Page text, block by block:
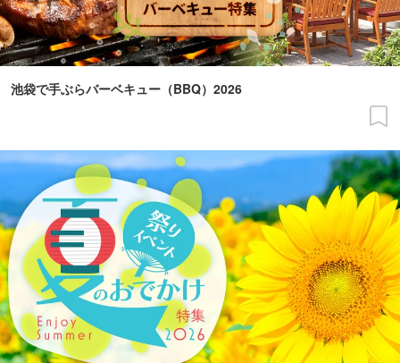
池袋で手ぶらバーベキュー（BBQ）2026